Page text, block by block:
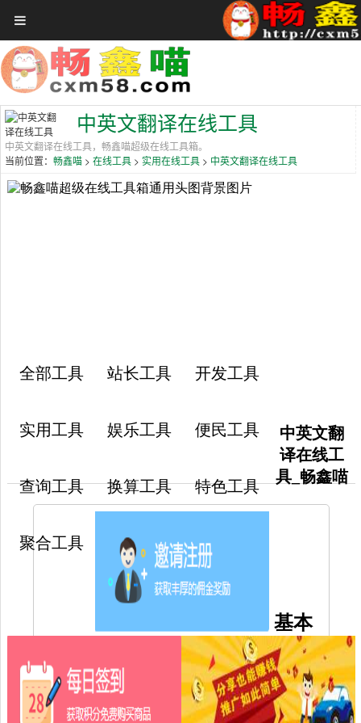
首页
在线工具
关于畅鑫喵
赞助VIP会员
聚合娱乐
中英文翻译在线工具
中英文翻译在线工具，畅鑫喵超级在线工具箱。
当前位置： 畅鑫喵 > 在线工具 > 实用在线工具 > 中英文翻译在线工具